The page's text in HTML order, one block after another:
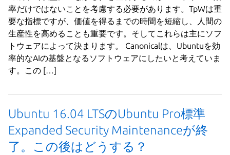
率だけではないことを考慮する必要があります。TpWは重
要な指標ですが、価値を得るまでの時間を短縮し、人間の
生産性を高めることも重要です。そしてこれらは主にソフ
トウェアによって決まります。 Canonicalは、Ubuntuを効
率的なAIの基盤となるソフトウェアにしたいと考えていま
す。この […]
Ubuntu 16.04 LTSのUbuntu Pro標準
Expanded Security Maintenanceが終
了。この後はどうする？